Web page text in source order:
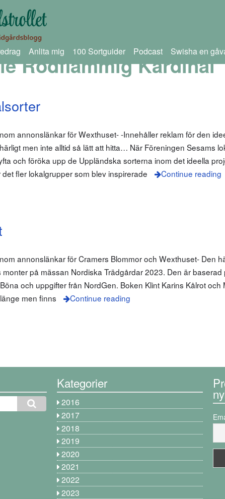
Anlita mig 100 Sortguider Podcast Swisha en
Rödflammig Kardinal
annonslänkar för Wexthuset- -Innehåller reklam för den
men inte alltid så lätt att hitta… När Föreningen Sesams
och föröka upp de Uppländska sorterna inom det ideella
fler lokalgrupper som blev inspirerade
Continue reading
annonslänkar för Cramers Blommor och Wexthuset- Den
på mässan Nordiska Trädgårdar 2023. Den är baserad
och uppgifter från NordGen. Boken Klint Karins Kålrot och
men finns
Continue reading
Kategorier
2016
2017
2018
2019
2020
2021
2022
2023